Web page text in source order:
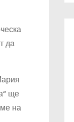
да
ще
на